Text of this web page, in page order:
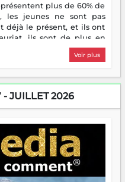
plus de 60% de
les jeunes ne sont pas
déjà le présent, et ils ont
ils sont de plus en
à risquer — souvent
toujours avec cette
vient de décrocher le
Elia rafle le Prix
Alors oui, on pourrait
soi satisfait. Mais ce
essentielle. La fougue, ça
vite. Une flamme sans
peut consumer. C'est
— pas pour reprendre le
Voir plus
- JUILLET 2026